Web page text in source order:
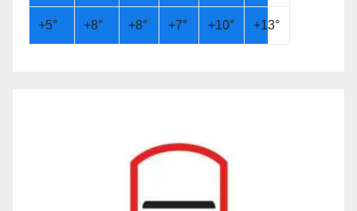
+5° +8° +8° +7° +10° +13°